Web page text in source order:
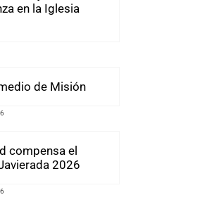
en la Iglesia
de Misión
compensa el
2026